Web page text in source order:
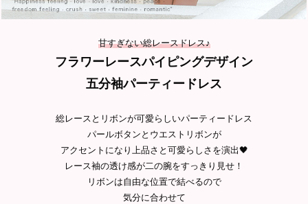
甘すぎない総レースドレス♪
フラワーレースパイピングデザイン
五分袖パーティードレス
総レースとリボンが可愛らしいパーティードレス
パールボタンとウエストリボンが
アクセントになり上品さと可愛らしさを演出🖤
レース袖の透け感が二の腕をすっきり見せ！
リボンは自由な位置で結べるので
気分に合わせて